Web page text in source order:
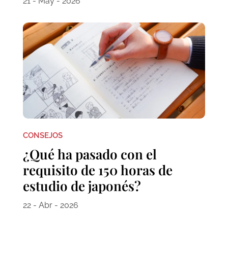
CONSEJOS
¿Qué ha pasado con el
requisito de 150 horas de
estudio de japonés?
22 - Abr - 2026